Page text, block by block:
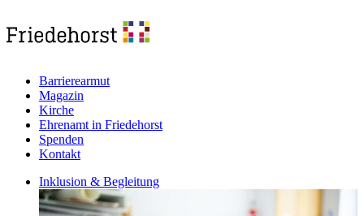
Barrierearmut
Magazin
Kirche
Ehrenamt in Friedehorst
Spenden
Kontakt
Inklusion & Begleitung